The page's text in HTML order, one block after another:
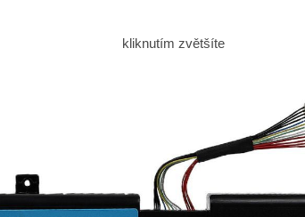
kliknutím zvětšíte